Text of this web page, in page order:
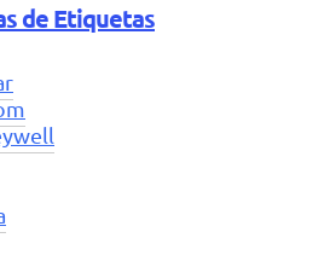
de Etiquetas